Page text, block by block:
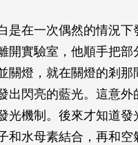
是在一次偶然的情況下
開實驗室，他順手把部
關燈，就在關燈的剎那
出閃亮的藍光。這意外
光機制。後來才知道發
和水母素結合，再和空